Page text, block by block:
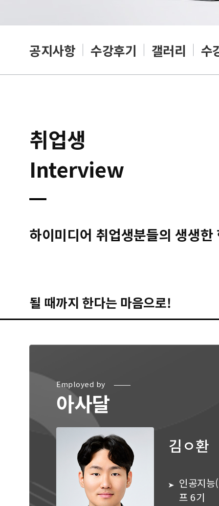
공지사항 수강후기 갤러리 수
취업생
Interview
하이미디어 취업생분들의 생생한
될 때까지 한다는 마음으로!
Employed by
아사달
김ㅇ환
인공지
프 6기